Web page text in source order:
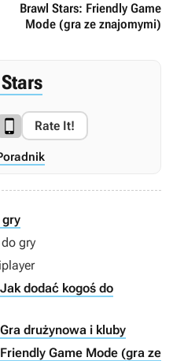
Brawl Stars: Friendly Game
Mode (gra ze znajomymi)
Rate It!
gry
gry
dodać kogoś do
drużynowa i kluby
Game Mode (gra ze